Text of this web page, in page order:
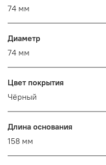
74 мм
Диаметр
74 мм
Цвет покрытия
Чёрный
Длина основания
158 мм